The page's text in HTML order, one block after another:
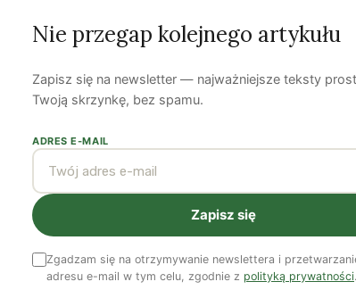
Filmowałem,
walce
Lech Kowalski26 marca 20154 min czytania
Twórca filmu „Drill Baby
Zielone Wiadomości:
działalności związanej z
Nie przegap kolejnego artykułu
Zapisz się na newsletter — najważniejsze teksty
Twoją skrzynkę, bez spamu.
ADRES E-MAIL
Zapisz się
Zgadzam się na otrzymywanie newslettera i
adresu e-mail w tym celu, zgodnie z polityką prywatności.